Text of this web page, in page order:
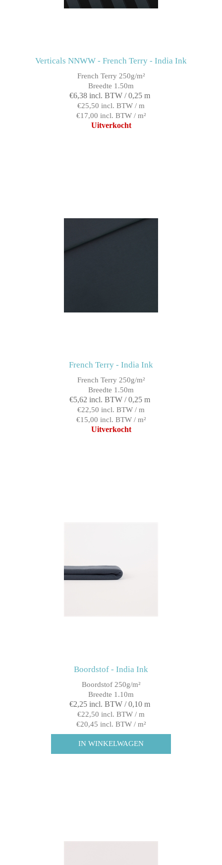
Verticals NNWW - French Terry - India Ink
French Terry 250g/m²
Breedte 1.50m
€6,38 incl. BTW / 0,25 m
€25,50 incl. BTW / m
€17,00 incl. BTW / m²
Uitverkocht
French Terry - India Ink
French Terry 250g/m²
Breedte 1.50m
€5,62 incl. BTW / 0,25 m
€22,50 incl. BTW / m
€15,00 incl. BTW / m²
Uitverkocht
Boordstof - India Ink
Boordstof 250g/m²
Breedte 1.10m
€2,25 incl. BTW / 0,10 m
€22,50 incl. BTW / m
€20,45 incl. BTW / m²